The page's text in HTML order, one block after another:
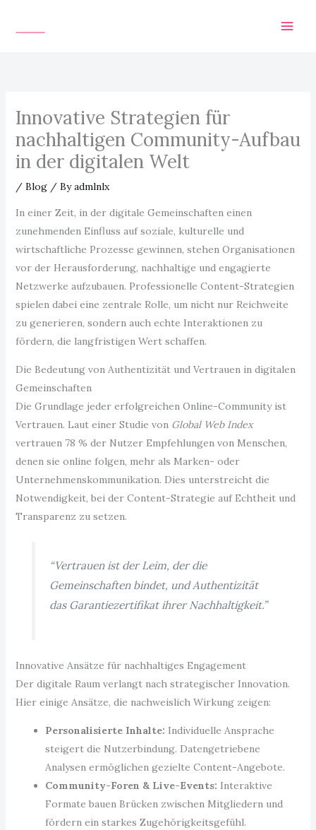
Innovative Strategien für
nachhaltigen Community-Aufbau
in der digitalen Welt
/ Blog/ Byadmlnlx
In einer Zeit, in der digitale Gemeinschaften einen
zunehmenden Einfluss auf soziale, kulturelle und
wirtschaftliche Prozesse gewinnen, stehen Organisationen
vor der Herausforderung, nachhaltige und engagierte
Netzwerke aufzubauen. Professionelle Content-Strategien
spielen dabei eine zentrale Rolle, um nicht nur Reichweite
zu generieren, sondern auch echte Interaktionen zu
fördern, die langfristigen Wert schaffen.
Die Bedeutung von Authentizität und Vertrauen in digitalen
Gemeinschaften
Die Grundlage jeder erfolgreichen Online-Community ist
Vertrauen. Laut einer Studie von Global Web Index
vertrauen 78 % der Nutzer Empfehlungen von Menschen,
denen sie online folgen, mehr als Marken- oder
Unternehmenskommunikation. Dies unterstreicht die
Notwendigkeit, bei der Content-Strategie auf Echtheit und
Transparenz zu setzen.
“Vertrauen ist der Leim, der die
Gemeinschaften bindet, und Authentizität
das Garantiezertifikat ihrer Nachhaltigkeit.”
Innovative Ansätze für nachhaltiges Engagement
Der digitale Raum verlangt nach strategischer Innovation.
Hier einige Ansätze, die nachweislich Wirkung zeigen:
Personalisierte Inhalte: Individuelle Ansprache
steigert die Nutzerbindung. Datengetriebene
Analysen ermöglichen gezielte Content-Angebote.
Community-Foren & Live-Events: Interaktive
Formate bauen Brücken zwischen Mitgliedern und
fördern ein starkes Zugehörigkeitsgefühl.